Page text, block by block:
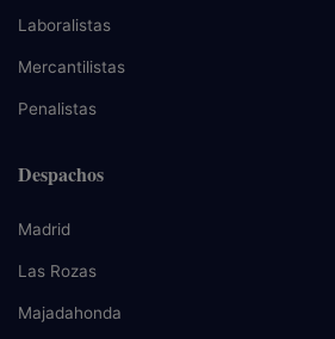
Laboralistas
Mercantilistas
Penalistas
Despachos
Madrid
Las Rozas
Majadahonda